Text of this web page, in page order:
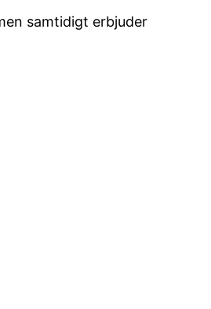
samtidigt erbjuder